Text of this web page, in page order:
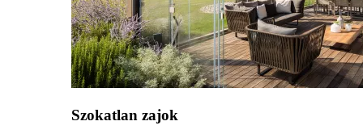
Szokatlan zajok